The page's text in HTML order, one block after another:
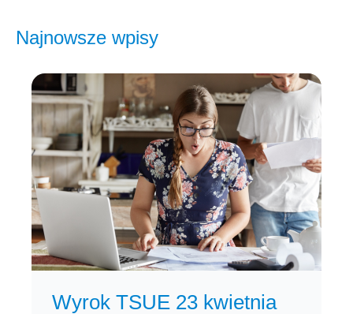
Najnowsze wpisy
Wyrok TSUE 23 kwietnia